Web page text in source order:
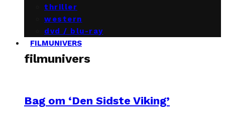
thriller
western
dvd / blu-ray
FILMUNIVERS
filmunivers
Bag om ‘Den Sidste Viking’